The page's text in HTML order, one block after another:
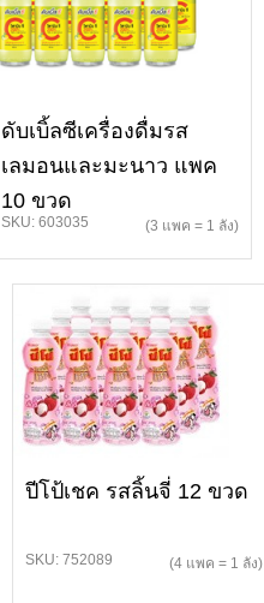
ดับเบิ้ลซีเครื่องดื่มรส
เลมอนและมะนาว แพค
10 ขวด
SKU: 603035 (3 แพค = 1 ลัง)
ปีโป้เชค รสลิ้นจี่ 12 ขวด
SKU: 752089 (4 แพค = 1 ลัง)